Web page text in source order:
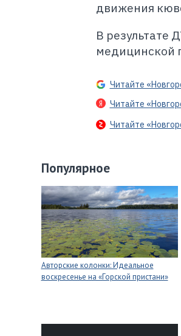
движения
В результате
медицинской
Читайте
Читайте
Читайте
Популярное
Авторские колонки: Идеальное
воскресенье на «Горской пристани»